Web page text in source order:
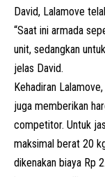
David, Lalamove
“Saat ini armada
unit, sedangkan
jelas David.
Kehadiran
juga memberikan
competitor. Untuk
maksimal berat 20
dikenakan biaya Rp